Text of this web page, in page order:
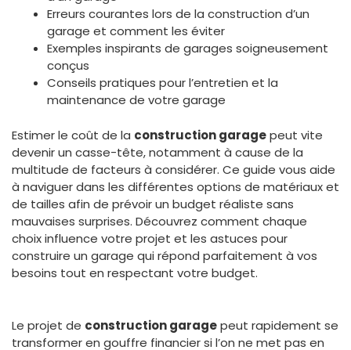
Erreurs courantes lors de la construction d’un
garage et comment les éviter
Exemples inspirants de garages soigneusement
conçus
Conseils pratiques pour l’entretien et la
maintenance de votre garage
Estimer le coût de la construction garagepeut vite
devenir un casse-tête, notamment à cause de la
multitude de facteurs à considérer. Ce guide vous aide
à naviguer dans les différentes options de matériaux et
de tailles afin de prévoir un budget réaliste sans
mauvaises surprises. Découvrez comment chaque
choix influence votre projet et les astuces pour
construire un garage qui répond parfaitement à vos
besoins tout en respectant votre budget.
Le projet de construction garagepeut rapidement se
transformer en gouffre financier si l’on ne met pas en